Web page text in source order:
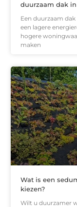
duurzaam dak
Een duurzaam
een lagere
hogere
maken
Wat is een
kiezen?
Wilt u duurzamer